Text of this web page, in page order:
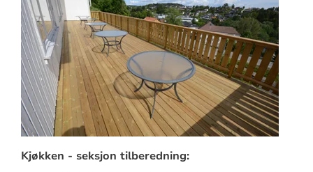
Kjøkken - seksjon tilberedning: